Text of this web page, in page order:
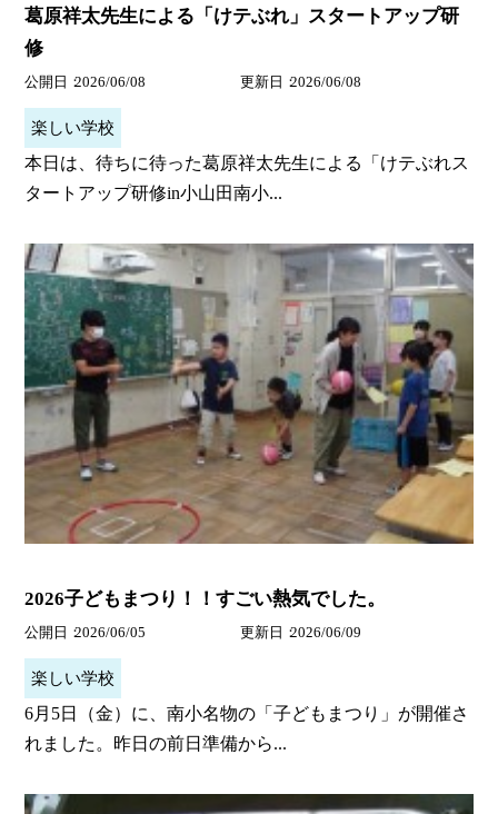
葛原祥太先生による「けテぶれ」スタートアップ研
修
公開日 2026/06/08 更新日 2026/06/08
楽しい学校
本日は、待ちに待った葛原祥太先生による「けテぶれス
タートアップ研修in小山田南小...
2026子どもまつり！！すごい熱気でした。
公開日 2026/06/05 更新日 2026/06/09
楽しい学校
6月5日（金）に、南小名物の「子どもまつり」が開催さ
れました。昨日の前日準備から...